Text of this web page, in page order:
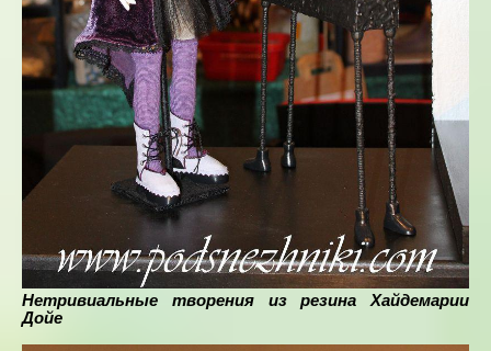
Нетривиальные творения из резина Хайдемарии
Дойе